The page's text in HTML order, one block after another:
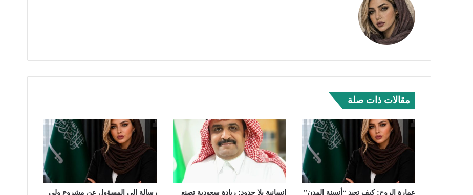
مقالات ذات صلة
عمارة الروح: كيف تعيد “أنسنة المدن” إنسانية بلا حدود: ريادة سعودية تصنع رسالة إلى المسؤول عن مشروع ولي